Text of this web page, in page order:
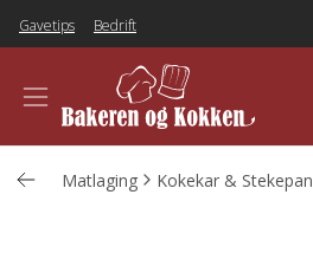
Gavetips Bedrift
Matlaging Kokekar &